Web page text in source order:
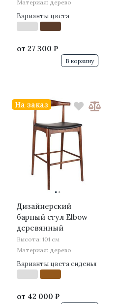
Материал: дерево
Варианты цвета
от 27 300 ₽
В корзину
··
Дизайнерский
барный стул Elbow
деревянный
Высота: 101 см
Материал: дерево
Варианты цвета сиденья
от 42 000 ₽
На заказ